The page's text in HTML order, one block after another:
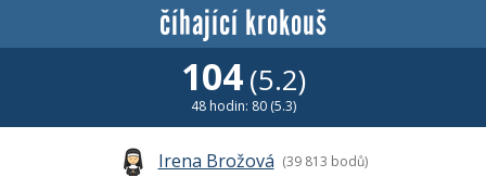
číhající krokouš
104 (5.2)
48 hodin: 80 (5.3)
Irena Brožová (39 813 bodů)